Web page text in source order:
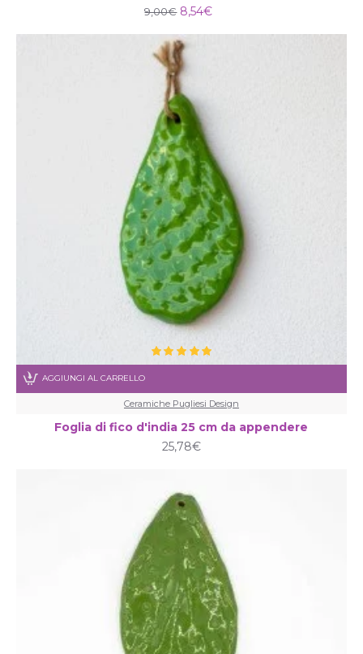
9,00€ 8,54€
Ceramiche Pugliesi Design
Foglia di fico d'india 25 cm da appendere
25,78€
AGGIUNGI AL CARRELLO